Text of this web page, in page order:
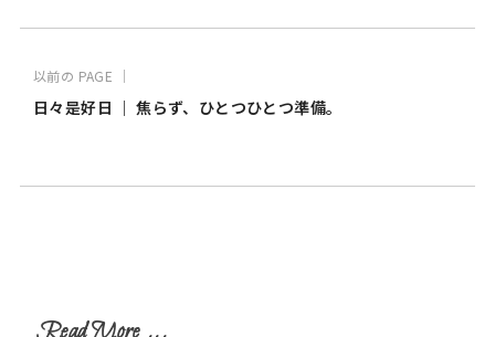
以前の PAGE ｜
日々是好日 ｜ 焦らず、ひとつひとつ準備。